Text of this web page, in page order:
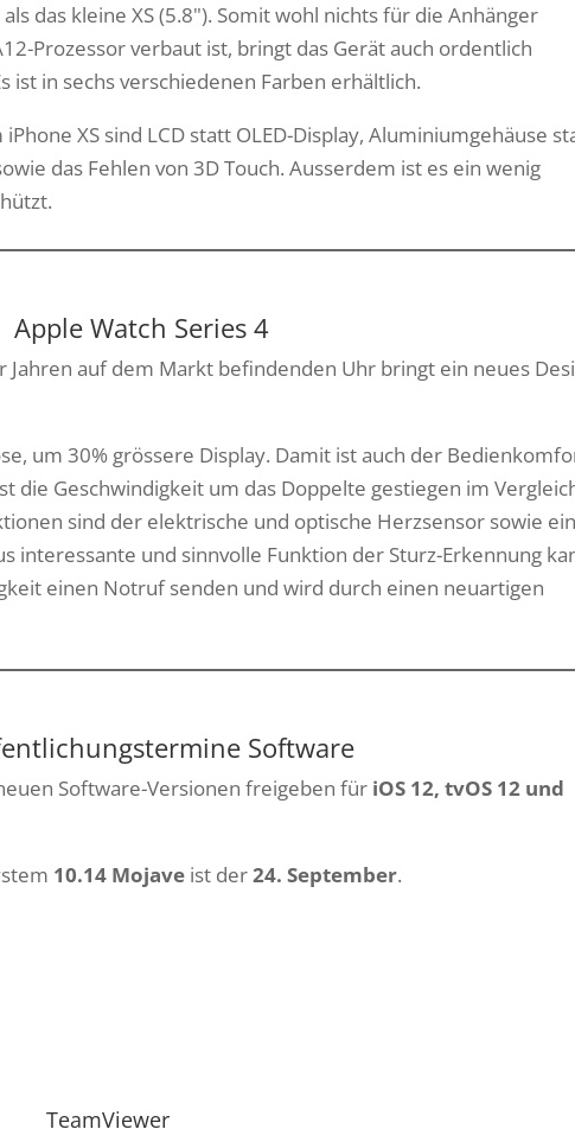
das kleine XS (5.8"). Somit wohl nichts für die Anhänger
Prozessor verbaut ist, bringt das Gerät auch ordentlich
ist in sechs verschiedenen Farben erhältlich.
XS sind LCD statt OLED-Display, Aluminiumgehäuse
das Fehlen von 3D Touch. Ausserdem ist es ein wenig
Apple Watch Series 4
auf dem Markt befindenden Uhr bringt ein neues
um 30% grössere Display. Damit ist auch der
die Geschwindigkeit um das Doppelte gestiegen im
sind der elektrische und optische Herzsensor sowie
interessante und sinnvolle Funktion der Sturz-Erkennung
einen Notruf senden und wird durch einen neuartigen
Software
Software-Versionen freigeben für iOS 12, tvOS 12 und
10.14 Mojave ist der24. September.
TeamViewer